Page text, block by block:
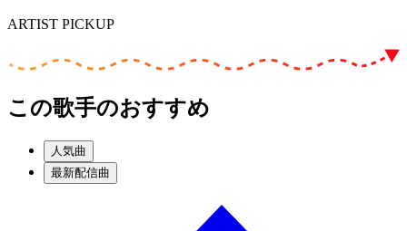
ARTIST PICKUP
この歌手のおすすめ
人気曲
最新配信曲